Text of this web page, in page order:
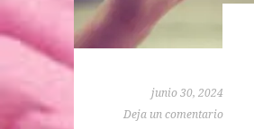
junio 30, 2024
Deja un comentario